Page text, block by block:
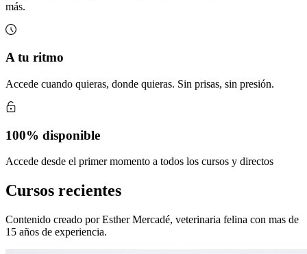
más.
A tu ritmo
Accede cuando quieras, donde quieras. Sin prisas, sin presión.
100% disponible
Accede desde el primer momento a todos los cursos y directos
Cursos recientes
Contenido creado por Esther Mercadé, veterinaria felina con mas de
15 años de experiencia.